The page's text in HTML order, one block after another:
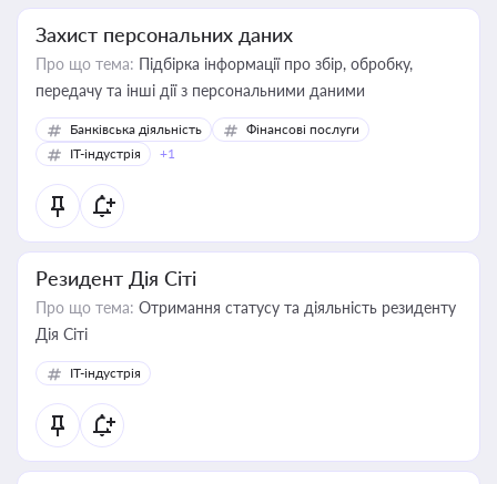
Захист персональних даних
Про що тема: Підбірка інформації про збір, обробку,
передачу та інші дії з персональними даними
Банківська діяльність
Фінансові послуги
IT-індустрія
+1
Резидент Дія Сіті
Про що тема: Отримання статусу та діяльність резиденту
Дія Сіті
IT-індустрія